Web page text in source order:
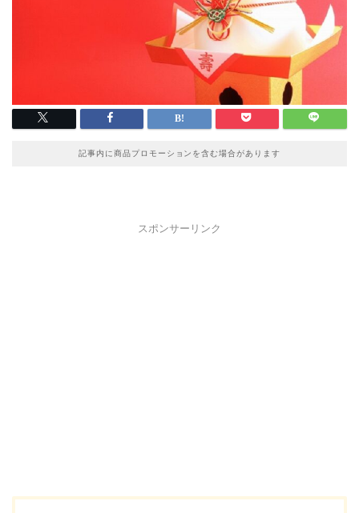
記事内に商品プロモーションを含む場合があります
スポンサーリンク